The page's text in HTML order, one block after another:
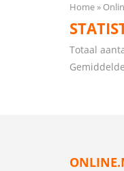
Home
Totaal